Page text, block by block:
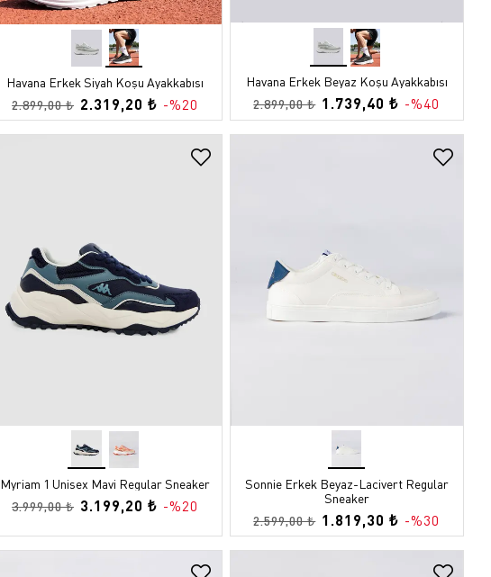
Havana Erkek Siyah Koşu Ayakkabısı
2.899,00 ₺ 2.319,20 ₺ -%20
Havana Erkek Beyaz Koşu Ayakkabısı
2.899,00 ₺ 1.739,40 ₺ -%40
Myriam 1 Unisex Mavi Regular Sneaker
3.999,00 ₺ 3.199,20 ₺ -%20
Sonnie Erkek Beyaz-Lacivert Regular
Sneaker
2.599,00 ₺ 1.819,30 ₺ -%30